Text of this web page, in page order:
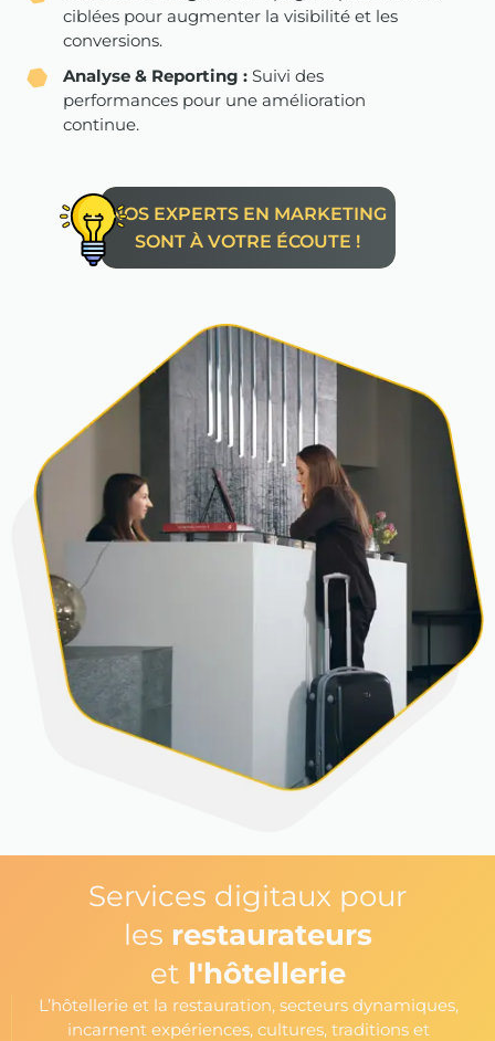
ciblées pour augmenter la visibilité et les
conversions.
Analyse & Reporting : Suivi des
performances pour une amélioration
continue.
NOS EXPERTS EN MARKETING
SONT À VOTRE ÉCOUTE !
Services digitaux pour
les restaurateurs
et l'hôtellerie
L’hôtellerie et la restauration, secteurs dynamiques,
incarnent expériences, cultures, traditions et